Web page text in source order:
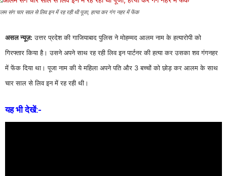
संग चार साल से लिव इन में रह रही थी पूजा, हत्या कर गंग नहर में फेंक
असल न्यूज़: उत्तर प्रदेश की गाजियाबाद पुलिस ने मोहम्मद आलम नाम के हत्यारोपी को
गिरफ्तार किया है। उसने अपने साथ रह रही लिव इन पार्टनर की हत्या कर उसका शव गंगनहर
में फेंक दिया था। पूजा नाम की ये महिला अपने पति और 3 बच्चों को छोड़ कर आलम के साथ
चार साल से लिव इन में रह रही थी।
यह भी देखें:-